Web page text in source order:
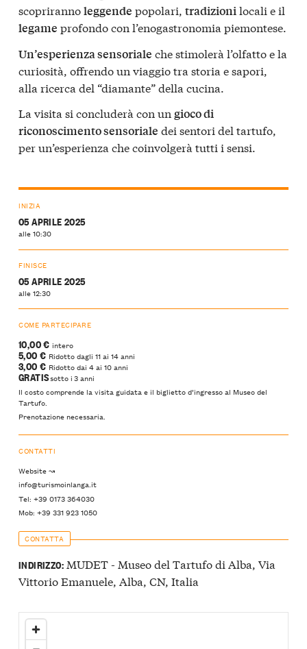
scoprirannoleggende popolari, tradizionilocali e il
legame profondo con l’enogastronomia piemontese.
Un’esperienza sensoriale che stimolerà l’olfatto e la
curiosità, offrendo un viaggio tra storia e sapori,
alla ricerca del “diamante” della cucina.
La visita si concluderà con un gioco di
riconoscimento sensoriale dei sentori del tartufo,
per un’esperienza che coinvolgerà tutti i sensi.
INIZIA
05 APRILE 2025
alle 10:30
FINISCE
05 APRILE 2025
alle 12:30
COME PARTECIPARE
10,00 €intero
5,00 € Ridotto dagli 11 ai 14 anni
3,00 € Ridotto dai 4 ai 10 anni
GRATISsotto i 3 anni
Il costo comprende la visita guidata e il biglietto d’ingresso al Museo del
Tartufo.
Prenotazione necessaria.
CONTATTI
Website ↝
info@turismoinlanga.it
Tel: +39 0173 364030
Mob: +39 331 923 1050
CONTATTA
INDIRIZZO:MUDET - Museo del Tartufo di Alba, Via
Vittorio Emanuele, Alba, CN, Italia